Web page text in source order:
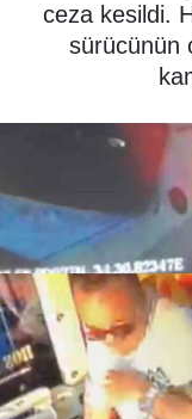
ceza kesildi.
sürücünün
SPOR
YAŞAM
BİLİM -
KADIN
KÜLTÜR
MAGAZİN